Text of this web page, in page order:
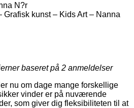
N?r
Grafisk kunst – Kids Art – Nanna
baseret på 2 anmeldelser
nu om dage mange forskellige
vinder er på nuværende
som giver dig fleksibiliteten til at